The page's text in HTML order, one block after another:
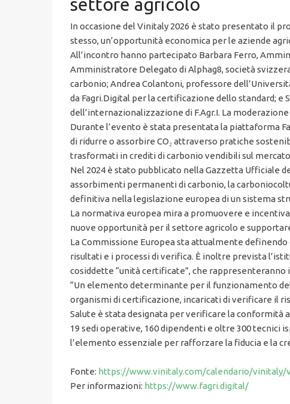
settore agricolo
In occasione del Vinitaly 2026 è stato presentato il
stesso, un’opportunità economica per le aziende
All’incontro hanno partecipato Barbara Ferro,
Amministratore Delegato di Alphag8, società
carbonio; Andrea Colantoni, professore
da Fagri.Digital per la certificazione dello standard; e
dell’internazionalizzazione di F.Agr.I. La
Durante l’evento è stata presentata la piattaforma
di ridurre o assorbire CO₂ attraverso pratiche
trasformati in crediti di carbonio vendibili sul
Nel 2024 è stato pubblicato nella Gazzetta Ufficiale
assorbimenti permanenti di carbonio, la
definitiva nella legislazione europea di un sistema
La normativa europea mira a promuovere e
nuove opportunità per il settore agricolo e
La Commissione Europea sta attualmente
risultati e i processi di verifica. È inoltre prevista
cosiddette “unità certificate”, che
“Un elemento determinante per il funzionamento
organismi di certificazione, incaricati di verificare il
Salute è stata designata per verificare la conformità
19 sedi operative, 160 dipendenti e oltre 300 tecnici
l’elemento essenziale per rafforzare la fiducia e la
Fonte: https://www.vinitaly.com/calendario/vinitaly/
Per informazioni: https://www.fagri.digital/